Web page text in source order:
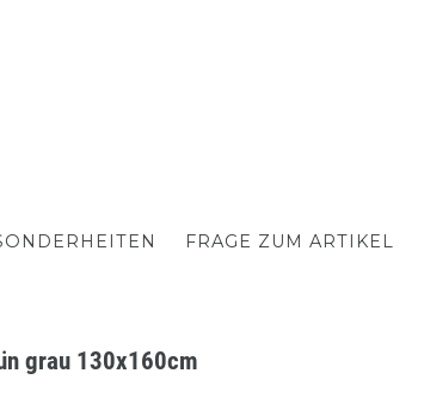
FRAGE ZUM ARTIKEL
grau 130x160cm